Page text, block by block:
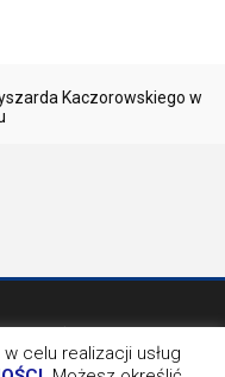
celu realizacji usług